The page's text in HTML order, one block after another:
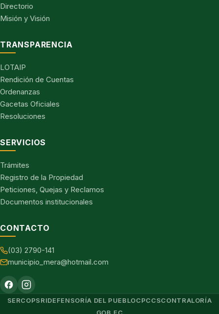
Directorio
Misión y Visión
TRANSPARENCIA
LOTAIP
Rendición de Cuentas
Ordenanzas
Gacetas Oficiales
Resoluciones
SERVICIOS
Trámites
Registro de la Propiedad
Peticiones, Quejas y Reclamos
Documentos institucionales
CONTACTO
(03) 2790-141
municipio_mera@hotmail.com
SERCOPSRIDEFENSORÍA DEL PUEBLOCPCCSCONTRALORÍA